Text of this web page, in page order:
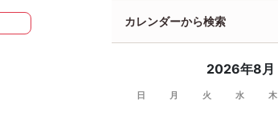
カレンダーから検索
2026年8月
日 月 火 水 木